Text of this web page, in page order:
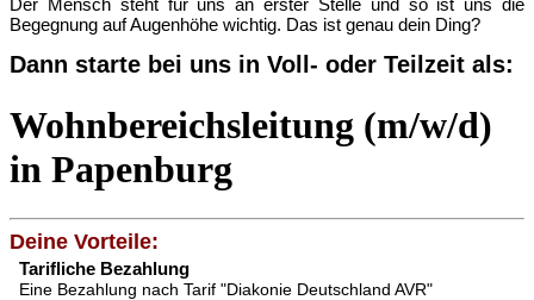
Der Mensch steht für uns an erster Stelle und so ist uns die
Begegnung auf Augenhöhe wichtig. Das ist genau dein Ding?
Dann starte bei uns in Voll- oder Teilzeit als:
Wohnbereichsleitung (m/w/d)
in Papenburg
Deine Vorteile:
Tarifliche Bezahlung
Eine Bezahlung nach Tarif "Diakonie Deutschland AVR"